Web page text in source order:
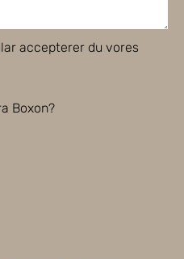
accepterer du vores
Boxon?